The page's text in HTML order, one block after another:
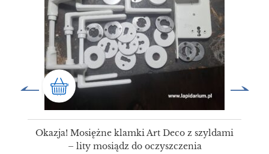
Okazja! Mosiężne klamki Art Deco z szyldami
– lity mosiądz do oczyszczenia